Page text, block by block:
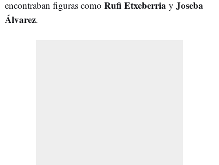
encontraban figuras como Rufi Etxeberria y Joseba
Álvarez.